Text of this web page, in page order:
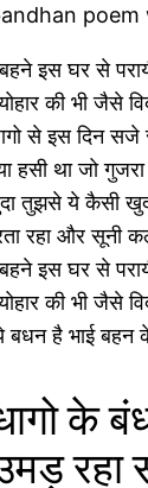
poem
इस घर से
की भी जैसे
से इस दिन
हसी था जो
तुझसे ये कैसी
रहा और सूनी
इस घर से
की भी जैसे
है भाई बहन के
के
रहा